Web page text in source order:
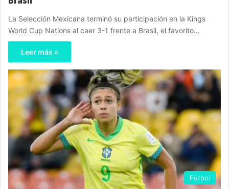
La Selección Mexicana terminó su participación en la Kings
World Cup Nations al caer 3-1 frente a Brasil, el favorito…
Leer más »
Fútbol